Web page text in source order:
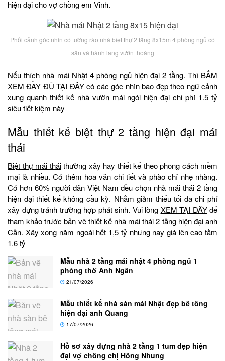
hiện đại cho vợ chồng em Vinh.
Phối cảnh góc nhìn có tường rào nhà biệt thự 2 tầng 8x15m 4 phòng ngủ có
sân và hành lang vườn thoáng
Nếu thích nhà mái Nhật 4 phòng ngủ hiện đại 2 tầng. Thì BẤM
XEM ĐẦY ĐỦ TẠI ĐÂYcó các góc nhìn bao đẹp theo ngữ cảnh
xung quanh thiết kế nhà vườn mái ngói hiện đại chi phí 1.5 tỷ
siêu tiết kiệm này
Mẫu thiết kế biệt thự 2 tầng hiện đại mái
thái
Biệt thự mái tháithường xây hay thiết kế theo phong cách mềm
mại là nhiều. Có thêm hoa văn chi tiết và phào chỉ nhẹ nhàng.
Có hơn 60% người dân Việt Nam đều chọn nhà mái thái 2 tầng
hiện đại thiết kế không cầu kỳ. Nhằm giảm thiểu tối đa chi phí
xây dựng tránh trường hợp phát sinh. Vui lòng XEM TẠI ĐÂYđể
tham khảo trước bản vẽ thiết kế nhà mái thái 2 tầng hiện đại anh
Cần. Xây xong năm ngoái hết 1,5 tỷ nhưng nay giá lên cao tầm
1.6 tỷ
Mẫu nhà 2 tầng mái nhật 4 phòng ngủ 1
phòng thờ Anh Ngân
21/07/2026
Mẫu thiết kế nhà sàn mái Nhật đẹp bê tông
hiện đại anh Quang
17/07/2026
Hồ sơ xây dựng nhà 2 tầng 1 tum đẹp hiện
đại vợ chồng chị Hồng Nhung